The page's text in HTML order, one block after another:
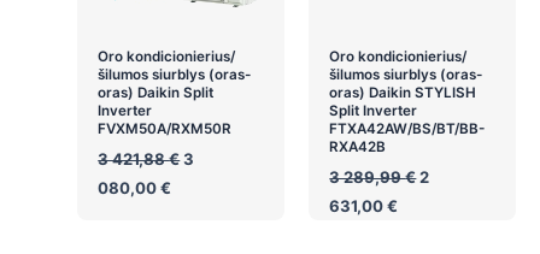
Oro kondicionierius/
šilumos siurblys (oras-
oras) Daikin Split
Inverter
FVXM50A/RXM50R
3 421,88€ Original
3
080,00€
Oro kondicionierius/
šilumos siurblys (oras-
oras) Daikin STYLISH
Split Inverter
FTXA42AW/BS/BT/BB-
RXA42B
3 289,99€Original
2
631,00€